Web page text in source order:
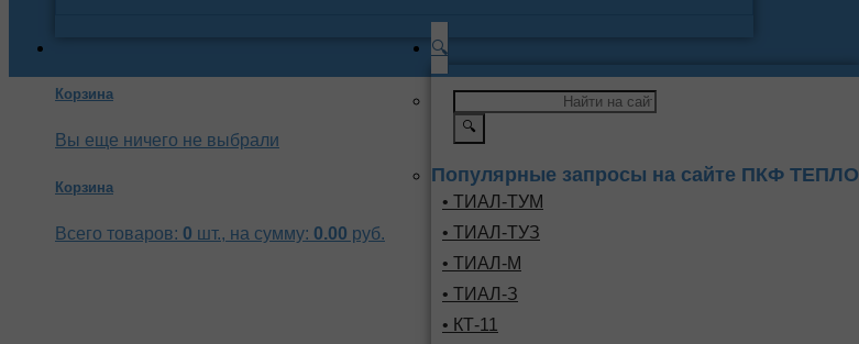
Корзина
Вы еще ничего не выбрали
Корзина
Всего товаров: 0 шт., на сумму: 0.00 руб.
🔍
🔍
Популярные запросы на сайте ПКФ ТЕПЛО
• ТИАЛ-ТУМ
• ТИАЛ-ТУЗ
• ТИАЛ-М
• ТИАЛ-З
• КТ-11